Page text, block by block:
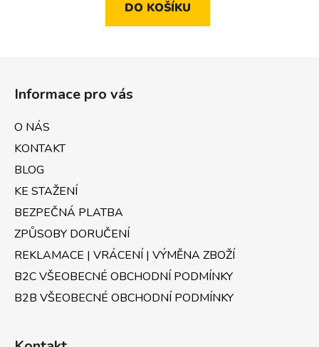
DO KOŠÍKU
Informace pro vás
O NÁS
KONTAKT
BLOG
KE STAŽENÍ
BEZPEČNÁ PLATBA
ZPŮSOBY DORUČENÍ
REKLAMACE | VRÁCENÍ | VÝMĚNA ZBOŽÍ
B2C VŠEOBECNÉ OBCHODNÍ PODMÍNKY
B2B VŠEOBECNÉ OBCHODNÍ PODMÍNKY